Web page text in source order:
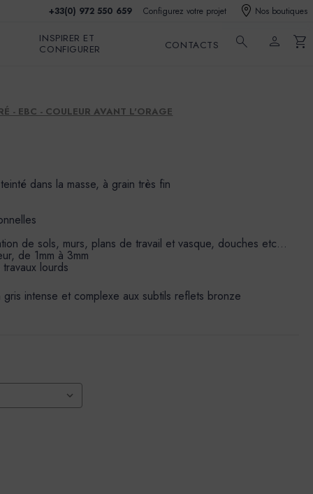
+33(0) 972 550 659 Configurez votre projet Nos boutiques
INSPIRER ET
CONFIGURER
CONTACTS search person shopping_cart
- EBC - COULEUR AVANT L'ORAGE
dans la masse, à grain très fin
de sols, murs, plans de travail et vasque, douches etc…
de 1mm à 3mm
lourds
intense et complexe aux subtils reflets bronze